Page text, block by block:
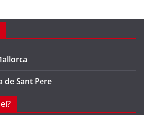
de Sant Pere